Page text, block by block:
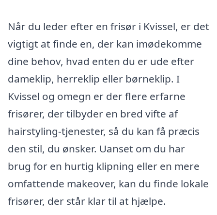
Når du leder efter en frisør i Kvissel, er det
vigtigt at finde en, der kan imødekomme
dine behov, hvad enten du er ude efter
dameklip, herreklip eller børneklip. I
Kvissel og omegn er der flere erfarne
frisører, der tilbyder en bred vifte af
hairstyling-tjenester, så du kan få præcis
den stil, du ønsker. Uanset om du har
brug for en hurtig klipning eller en mere
omfattende makeover, kan du finde lokale
frisører, der står klar til at hjælpe.